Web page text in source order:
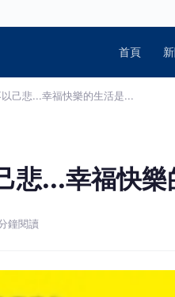
首頁
己悲...幸福快樂的生活是...
悲...幸福快
鐘閱讀